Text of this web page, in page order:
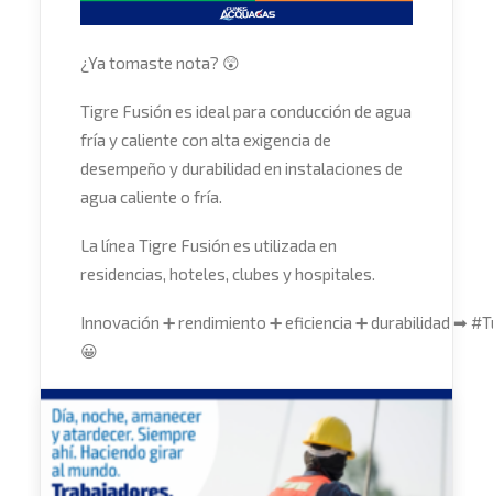
¿Ya tomaste nota? 😲
Tigre Fusión es ideal para conducción de agua
fría y caliente con alta exigencia de
desempeño y durabilidad en instalaciones de
agua caliente o fría.
La línea Tigre Fusión es utilizada en
residencias, hoteles, clubes y hospitales.
Innovación ➕ rendimiento ➕ eficiencia ➕ durabilidad ➡
😀
Si querés saber más, en Funes Acquagas te
brindamos todo el asesoramiento necesario:
➡ Tomás de la Torre 1465 (Funes).
➡ (0341) 4930874.